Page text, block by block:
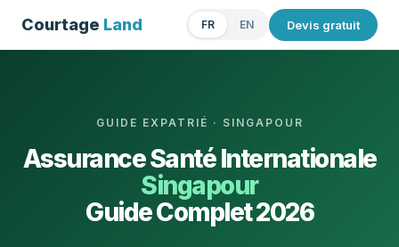
Courtage Land FR EN Devis gratuit
GUIDE EXPATRIÉ · SINGAPOUR
Assurance Santé Internationale
Singapour
Guide Complet 2026